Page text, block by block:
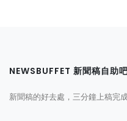
NEWSBUFFET 新聞稿自助
新聞稿的好去處，三分鐘上稿完